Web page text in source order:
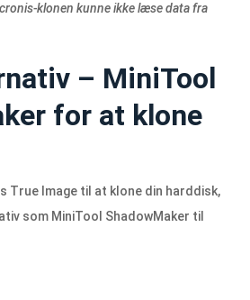
klonen kunne ikke læse data fra
– MiniTool
for at klone
True Image til at klone din harddisk,
som MiniTool ShadowMaker til